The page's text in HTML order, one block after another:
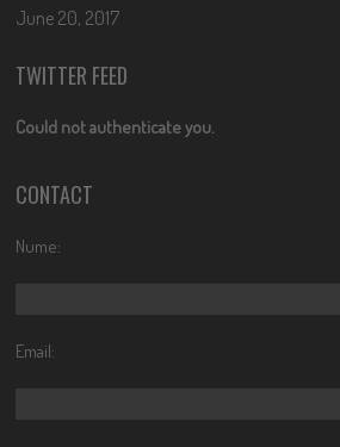
June 20, 2017
TWITTER FEED
Could not authenticate you.
CONTACT
Nume:
Email: